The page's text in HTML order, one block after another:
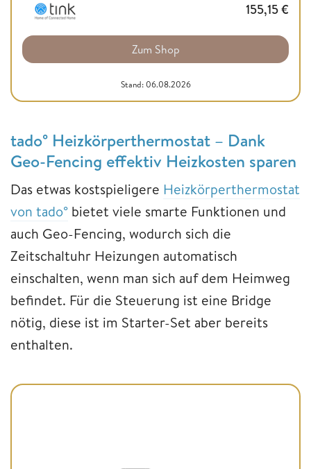
155,15€
Zum Shop
Stand: 06.08.2026
tado° Heizkörperthermostat – Dank
Geo-Fencing effektiv Heizkosten sparen
Das etwas kostspieligere Heizkörperthermostat
von tado° bietet viele smarte Funktionen und
auch Geo-Fencing, wodurch sich die
Zeitschaltuhr Heizungen automatisch
einschalten, wenn man sich auf dem Heimweg
befindet. Für die Steuerung ist eine Bridge
nötig, diese ist im Starter-Set aber bereits
enthalten.